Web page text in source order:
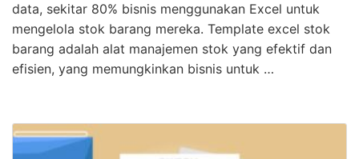
data, sekitar 80% bisnis menggunakan Excel untuk
mengelola stok barang mereka. Template excel stok
barang adalah alat manajemen stok yang efektif dan
efisien, yang memungkinkan bisnis untuk …